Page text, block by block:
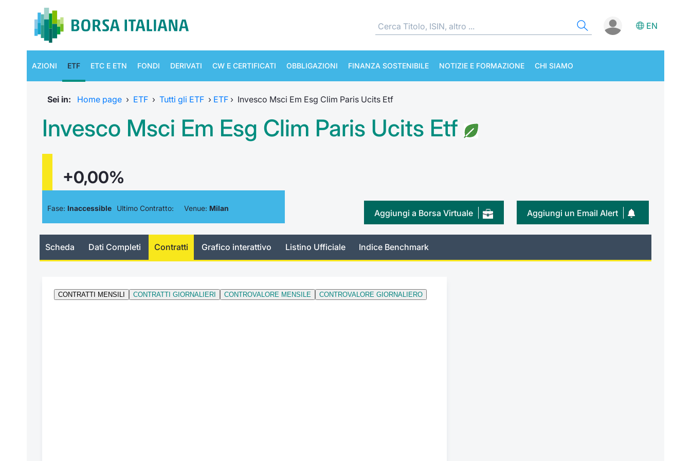
EN
AZIONI ETF ETC E ETN FONDI DERIVATI CW E CERTIFICATI OBBLIGAZIONI FINANZA SOSTENIBILE NOTIZIE E FORMAZIONE CHI SIAMO
Sei in: Home page › ETF › Tutti gli ETF › ETF › Invesco Msci Em Esg Clim Paris Ucits Etf
Invesco Msci Em Esg Clim Paris Ucits Etf
+0,00%
Fase: Inaccessible Ultimo Contratto: Venue: Milan Aggiungi un Email Alert
Aggiungi a Borsa Virtuale
Scheda Dati Completi Contratti Grafico interattivo Listino Ufficiale Indice Benchmark